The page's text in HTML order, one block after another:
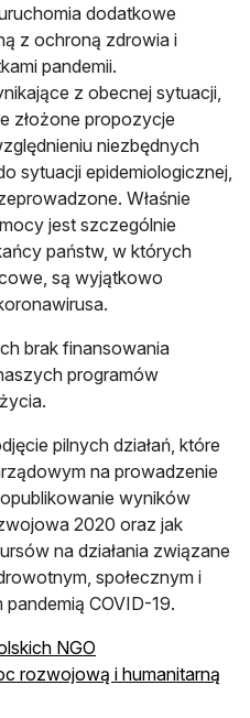
dodatkowe
z ochroną zdrowia i
pandemii.
z obecnej sytuacji,
złożone propozycje
niezbędnych
sytuacji epidemiologicznej,
Właśnie
jest szczególnie
państw, w których
są wyjątkowo
brak finansowania
programów
pilnych działań, które
na prowadzenie
wyników
2020 oraz jak
na działania związane
społecznym i
COVID-19.
NGO
rozwojową i humanitarną